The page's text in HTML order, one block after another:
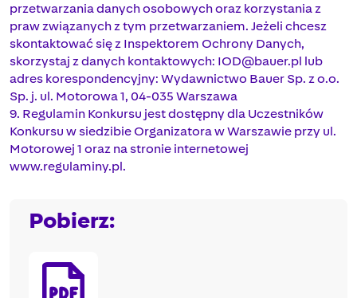
przetwarzania danych osobowych oraz korzystania z
praw związanych z tym przetwarzaniem. Jeżeli chcesz
skontaktować się z Inspektorem Ochrony Danych,
skorzystaj z danych kontaktowych: IOD@bauer.pl lub
adres korespondencyjny: Wydawnictwo Bauer Sp. z o.o.
Sp. j. ul. Motorowa 1, 04-035 Warszawa
9. Regulamin Konkursu jest dostępny dla Uczestników
Konkursu w siedzibie Organizatora w Warszawie przy ul.
Motorowej 1 oraz na stronie internetowej
www.regulaminy.pl.
Pobierz: